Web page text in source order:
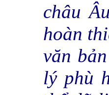
châu
hoàn
văn
lý phù